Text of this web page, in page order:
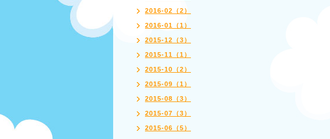
2016-02（2）
2016-01（1）
2015-12（3）
2015-11（1）
2015-10（2）
2015-09（1）
2015-08（3）
2015-07（3）
2015-06（5）